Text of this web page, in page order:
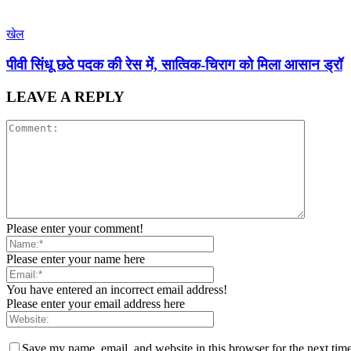
खेल
पीवी सिंधू छठे पदक की रेस में, सात्विक-चिराग को मिला आसान ड्रॉ
LEAVE A REPLY
Please enter your comment!
Please enter your name here
You have entered an incorrect email address!
Please enter your email address here